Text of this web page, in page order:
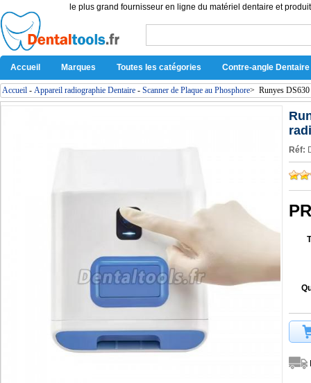
le plus grand fournisseur en ligne du matériel dentaire et
Accueil Marques Toutes les catégories Contre-angle Dentaire
Accueil - Appareil radiographie Dentaire - Scanner de Plaque au Phosphore> Runyes DS630
Réf: